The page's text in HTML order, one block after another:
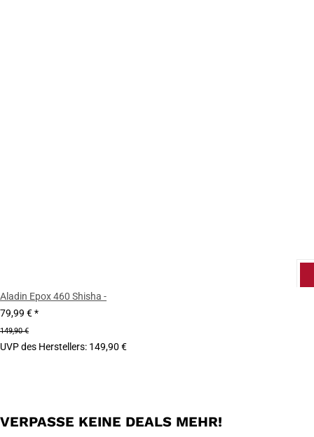
Aladin Epox 460 Shisha -
79,99 €*
149,90 €
UVP des Herstellers: 149,90 €
VERPASSE KEINE DEALS MEHR!